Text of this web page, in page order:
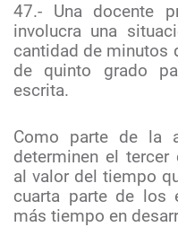
47.- Una docente
involucra una
cantidad de minutos
de quinto grado
escrita.
Como parte de la
determinen el
al valor del tiempo
cuarta parte de los
más tiempo en